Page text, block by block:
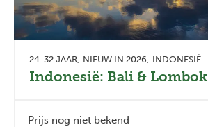
24-32 JAAR NIEUW IN 2026 INDONESIË
Indonesië: Bali & Lombok
Prijs nog niet bekend